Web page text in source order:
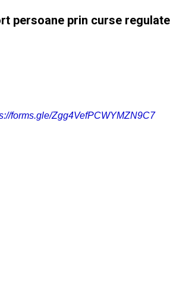
persoane prin curse
forms.gle/Zgg4VefPCWYMZN9C7